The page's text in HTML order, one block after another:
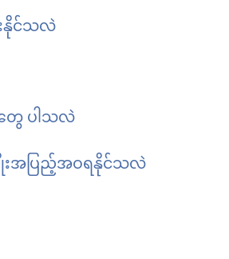
နိုင်သလဲ
ေ ပါသလဲ
းအပြည့်အဝရနိုင်သလဲ